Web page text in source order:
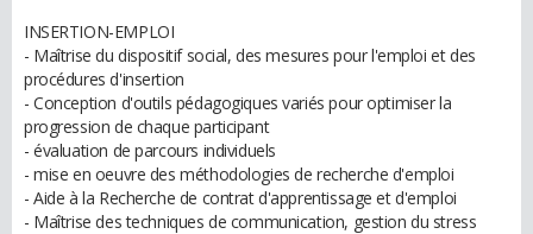
INSERTION-EMPLOI
- Maîtrise du dispositif social, des mesures pour l'emploi et des
procédures d'insertion
- Conception d'outils pédagogiques variés pour optimiser la
progression de chaque participant
- évaluation de parcours individuels
- mise en oeuvre des méthodologies de recherche d'emploi
- Aide à la Recherche de contrat d'apprentissage et d'emploi
- Maîtrise des techniques de communication, gestion du stress